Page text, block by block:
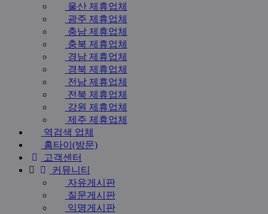
울산 제휴업체
광주 제휴업체
충남 제휴업체
충북 제휴업체
경남 제휴업체
경북 제휴업체
전남 제휴업체
전북 제휴업체
강원 제휴업체
제주 제휴업체
역검색 업체
홈타이(방문)
고객센터
커뮤니티
자유게시판
질문게시판
익명게시판